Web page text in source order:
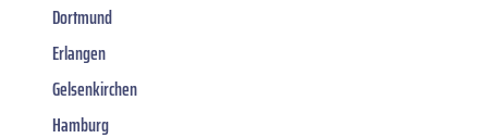
Dortmund
Erlangen
Gelsenkirchen
Hamburg